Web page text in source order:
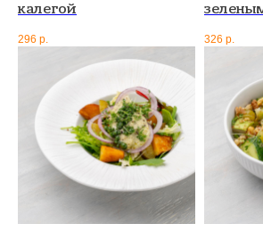
калегой
296 р. 326 р.